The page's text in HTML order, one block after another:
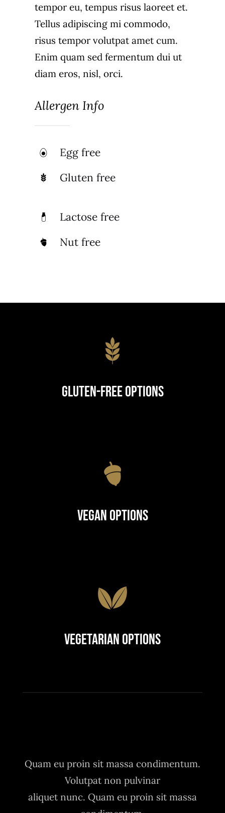
tempor eu, tempus risus laoreet et.
Tellus adipiscing mi commodo,
risus tempor volutpat amet cum.
Enim quam sed fermentum dui ut
diam eros, nisl, orci.
Allergen Info
Egg free
Gluten free
Lactose free
Nut free
Gluten-Free Options
Vegan Options
Vegetarian Options
Quam eu proin sit massa condimentum.
Volutpat non pulvinar
aliquet nunc. Quam eu proin sit massa